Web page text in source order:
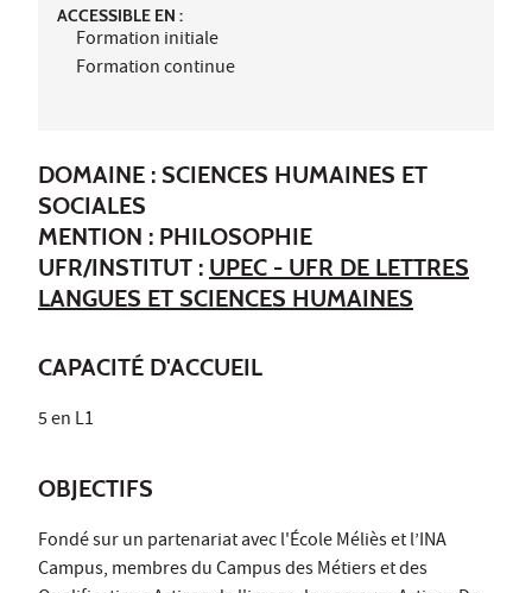
ACCESSIBLE EN :
Formation initiale
Formation continue
DOMAINE : SCIENCES HUMAINES ET
SOCIALES
MENTION : PHILOSOPHIE
UFR/INSTITUT : UPEC - UFR DE LETTRES
LANGUES ET SCIENCES HUMAINES
CAPACITÉ D'ACCUEIL
5 en L1
OBJECTIFS
Fondé sur un partenariat avec l'École Méliès et l’INA
Campus, membres du Campus des Métiers et des